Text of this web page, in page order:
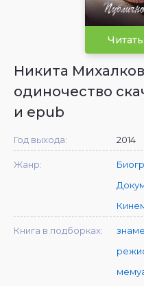
Никита
одиночество
и epub
Год выхода: 2014
Жанр:
Книга в подборках: